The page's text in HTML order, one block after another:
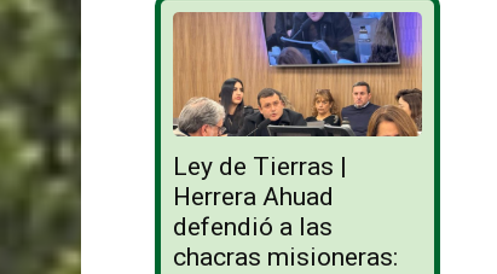
Ley de Tierras |
Herrera Ahuad
defendió a las
chacras misioneras: